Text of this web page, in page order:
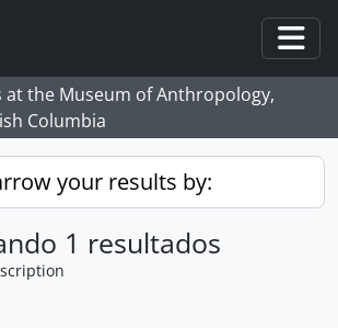
at the Museum of Anthropology,
Columbia
your results by:
1 resultados